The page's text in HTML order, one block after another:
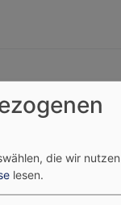
Tag voller
die wir
lesen.